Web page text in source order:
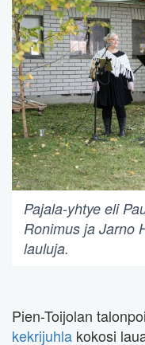
Pajala-yhtye eli
Ronimus ja Jarno
lauluja.
Pien-Toijolan
kekrijuhla kokosi